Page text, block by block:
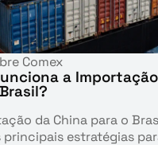
Comex
a
da China para o
principais estratégias